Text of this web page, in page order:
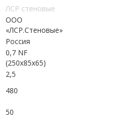
ЛСР стеновые
ООО
«ЛСР.Стеновые»
Россия
0,7 NF
(250х85х65)
2,5
480
50